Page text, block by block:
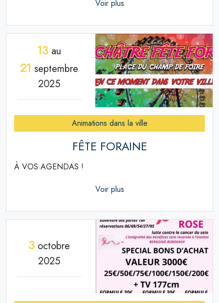
Voir plus
13 au
21 septembre
2025
Animations dans la ville
FÊTE FORAINE
À VOS AGENDAS !
Voir plus
3 octobre
2025